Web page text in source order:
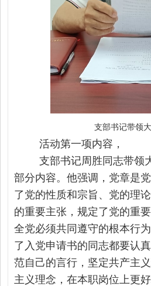
支部书记带领
活动第一项内容，
支部书记周胜同志带领
部分内容。他强调，党章是
了党的性质和宗旨、党的理
的重要主张，规定了党的重
全党必须共同遵守的根本行
了入党申请书的同志都要认
范自己的言行，坚定共产主
主义理念，在本职岗位上更